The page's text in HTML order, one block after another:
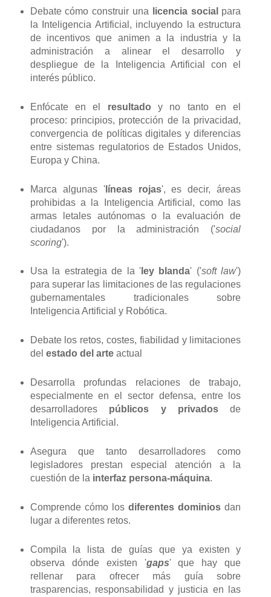
Debate cómo construir una licencia social para
la Inteligencia Artificial, incluyendo la estructura
de incentivos que animen a la industria y la
administración a alinear el desarrollo y
despliegue de la Inteligencia Artificial con el
interés público.
Enfócate en el resultado y no tanto en el
proceso: principios, protección de la privacidad,
convergencia de políticas digitales y diferencias
entre sistemas regulatorios de Estados Unidos,
Europa y China.
Marca algunas 'líneas rojas', es decir, áreas
prohibidas a la Inteligencia Artificial, como las
armas letales autónomas o la evaluación de
ciudadanos por la administración ('social
scoring').
Usa la estrategia de la 'ley blanda' ('soft law')
para superar las limitaciones de las regulaciones
gubernamentales tradicionales sobre
Inteligencia Artificial y Robótica.
Debate los retos, costes, fiabilidad y limitaciones
del estado del arteactual
Desarrolla profundas relaciones de trabajo,
especialmente en el sector defensa, entre los
desarrolladores públicos y privadosde
Inteligencia Artificial.
Asegura que tanto desarrolladores como
legisladores prestan especial atención a la
cuestión de la interfaz persona-máquina.
Comprende cómo losdiferentes dominios dan
lugar a diferentes retos.
Compila la lista de guías que ya existen y
observa dónde existen 'gaps' que hay que
rellenar para ofrecer más guía sobre
trasparencias, responsabilidad y justicia en las